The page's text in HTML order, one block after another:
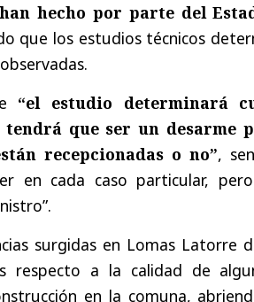
hecho por parte del
que los estudios técnicos
“el estudio determinará
que ser un desarme
recepcionadas o no”,
en cada caso particular,
surgidas en Lomas Latorre
respecto a la calidad de
en la comuna,